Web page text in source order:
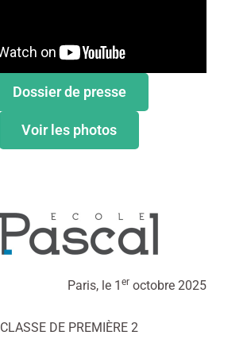
Dossier de presse
Voir les photos
Paris, le 1er octobre 2025
CLASSE DE PREMIÈRE 2